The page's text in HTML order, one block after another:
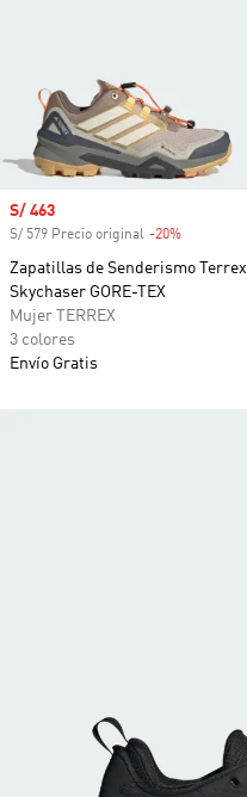
Precio de venta
S/ 463
S/ 579 Precio original -20%
Zapatillas de Senderismo Terrex
Skychaser GORE-TEX
Mujer TERREX
3 colores
Envío Gratis